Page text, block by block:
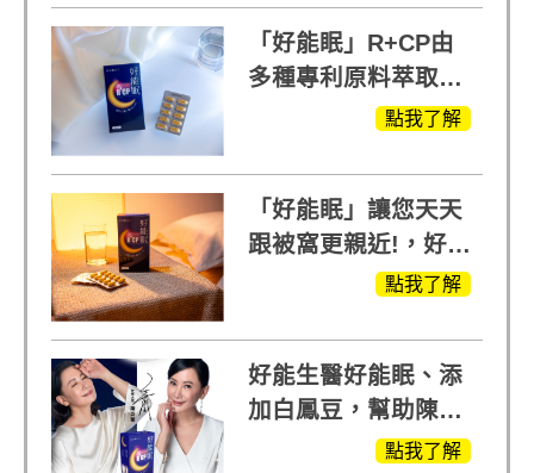
+軟骨素
「好能眠」R+CP由
多種專利原料萃取、
白鳳豆、羅布麻、西
晰的關鍵!
點我了解
「好能眠」讓您天天
跟被窩更親近!，好能
生醫X陳亞蘭推薦!
點我了解
好能生醫好能眠、添
加白鳳豆，幫助陳亞
蘭入睡的力量點我了解